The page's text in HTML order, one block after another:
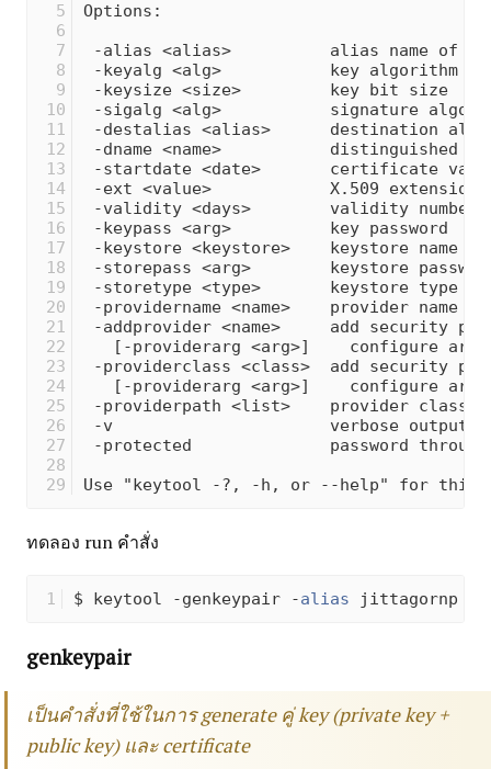
-alias <alias>          alias
-keyalg <alg>
-keysize <size>
-sigalg <alg>
-destalias <alias>
-dname <name>
-startdate <date>
-ext <value>
-validity <days>
-keypass <arg>
-keystore
-storepass <arg>
-storetype <type>
-providername
-addprovider <name>     add security
[-providerarg <arg>]
-providerclass <class>  add security
[-providerarg <arg>]
-providerpath <list>
-v
-protected              password
Use "keytool -?, -h, or --
ทดลอง run คำสั่ง
$ keytool -genkeypair -alias jittagornp -
genkeypair
เป็นคำสั่งที่ใช้ในการ generate คู่ key (private key +
public key) และ certificate